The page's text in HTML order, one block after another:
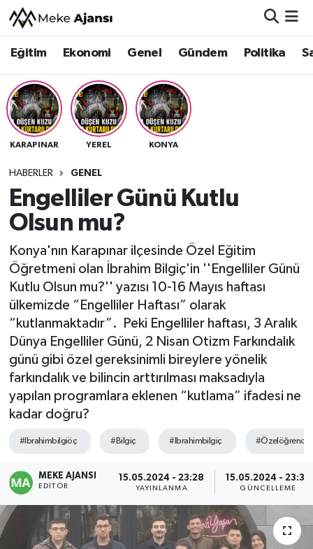
Eğitim Ekonomi Genel Gündem Politika
KARAPINAR YEREL KONYA
HABERLER GENEL
Engelliler Günü Kutlu
Olsun mu?
Konya'nın Karapınar ilçesinde Özel Eğitim
Öğretmeni olan İbrahim Bilgiç'in ''Engelliler Günü
Kutlu Olsun mu?'' yazısı 10-16 Mayıs haftası
ülkemizde “Engelliler Haftası” olarak
“kutlanmaktadır”. Peki Engelliler haftası, 3 Aralık
Dünya Engelliler Günü, 2 Nisan Otizm Farkındalık
günü gibi özel gereksinimli bireylere yönelik
farkındalık ve bilincin arttırılması maksadıyla
yapılan programlara eklenen “kutlama” ifadesi ne
kadar doğru?
#Ibrahimbilgiöç #Bilgiç #Ibrahimbilgiç
MEKE AJANSI
EDITÖR
15.05.2024 - 23:28
YAYINLANMA
15.05.2024 - 23:37
GÜNCELLEME
Eğitim
Ekonomi
Genel
Politika
Sağlık
Siyaset
Spor
Nöbetçi Eczaneler
Hava Durumu
Namaz Vakitleri
Süper Lig Puan Durumu ve Fikstür
Tüm Manşetler
Son Dakika Haberleri
Haber Arşivi